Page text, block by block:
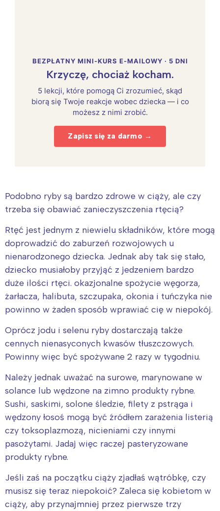
BEZPŁATNY MINI-KURS E-MAILOWY · 5 DNI
Krzyczę, chociaż kocham.
5 lekcji, które pomogą Ci zrozumieć, skąd
biorą się Twoje reakcje wobec dziecka — i co
możesz z nimi zrobić.
Zapisz się za darmo →
Podobno ryby są bardzo zdrowe w ciąży, ale czy
trzeba się obawiać zanieczyszczenia rtęcią?
Rtęć jest jednym z niewielu składników, które mogą
doprowadzić do zaburzeń rozwojowych u
nienarodzonego dziecka. Jednak aby tak się stało,
dziecko musiałoby przyjąć z jedzeniem bardzo
duże ilości rtęci. okazjonalne spożycie węgorza,
żarłacza, halibuta, szczupaka, okonia i tuńczyka nie
powinno w żaden sposób wprawiać cię w niepokój.
Oprócz jodu i selenu ryby dostarczają także
cennych nienasyconych kwasów tłuszczowych.
Powinny więc być spożywane 2 razy w tygodniu.
Należy jednak uważać na surowe, marynowane w
solance lub wędzone na zimno produkty rybne.
Sushi, saskimi, solone śledzie, filety z pstrąga i
wędzony łosoś mogą być źródłem zarażenia listerią
czy toksoplazmozą, nicieniami czy innymi
pasożytami. Jadaj więc raczej pasteryzowane
produkty rybne.
Jeśli zaś na początku ciąży zjadłaś wątróbkę, czy
musisz się teraz niepokoić? Zaleca się kobietom w
ciąży, aby przynajmniej przez pierwsze trzy